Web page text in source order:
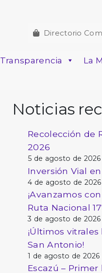
Directorio
Transparencia
La
Noticias
Recolección de
2026
5 de agosto de 2026
Inversión Vial
4 de agosto de 2026
¡Avanzamos
Ruta Nacional
3 de agosto de 2026
¡Últimos
San Antonio!
1 de agosto de 2026
Escazú –